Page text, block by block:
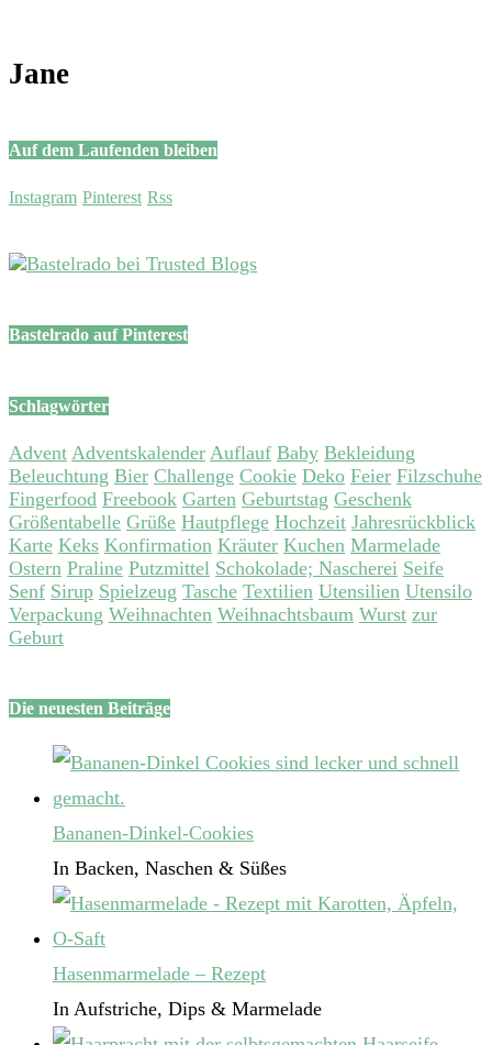
Jane
Auf dem Laufenden bleiben
Instagram Pinterest Rss
Bastelrado auf Pinterest
Schlagwörter
Advent Adventskalender Auflauf Baby Bekleidung
Beleuchtung Bier Challenge Cookie Deko Feier Filzschuhe
Fingerfood Freebook Garten Geburtstag Geschenk
Größentabelle Grüße Hautpflege Hochzeit Jahresrückblick
Karte Keks Konfirmation Kräuter Kuchen Marmelade
Ostern Praline Putzmittel Schokolade; Nascherei Seife
Senf Sirup Spielzeug Tasche Textilien Utensilien Utensilo
Verpackung Weihnachten Weihnachtsbaum Wurst zur
Geburt
Die neuesten Beiträge
Bananen-Dinkel-Cookies
In Backen, Naschen & Süßes
Hasenmarmelade – Rezept
In Aufstriche, Dips & Marmelade